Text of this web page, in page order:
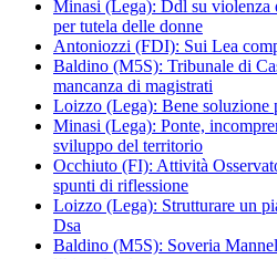
Minasi (Lega): Ddl su violenza
per tutela delle donne
Antoniozzi (FDI): Sui Lea
Baldino (M5S): Tribunale di
mancanza di magistrati
Loizzo (Lega): Bene soluzione
Minasi (Lega): Ponte,
sviluppo del territorio
Occhiuto (FI): Attività
spunti di riflessione
Loizzo (Lega): Strutturare un
Dsa
Baldino (M5S): Soveria